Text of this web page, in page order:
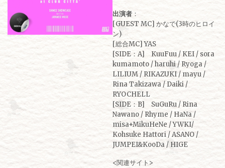
出演者 ：
[GUEST MC] かなで(3時のヒロイ
ン)
[総合MC] YAS
[SIDE：A] KuuFuu / KEI / sora
kumamoto / haruhi / Ryoga /
LILIUM / RIKAZUKI / mayu /
Rina Takizawa / Daiki /
RYOCHELL
[SIDE：B] SuGuRu / Rina
Nawano / Rhyme / HaNa /
misa+MikuHeNe / YWKI/
Kohsuke Hattori / ASANO /
JUMPEI&KooDa / HIGE
<関連サイト>